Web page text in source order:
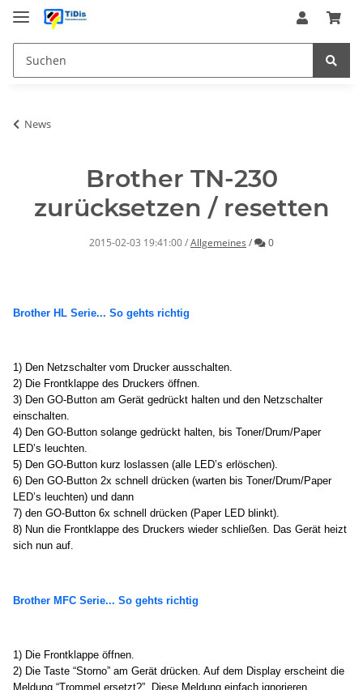
News
Brother TN-230
zurücksetzen / resetten
2015-02-03 19:41:00/Allgemeines / Kommentare
0
Brother HL Serie... So gehts richtig
1) Den Netzschalter vom Drucker ausschalten.
2) Die Frontklappe des Druckers öffnen.
3) Den GO-Button am Gerät gedrückt halten und den Netzschalter
einschalten.
4) Den GO-Button solange gedrückt halten, bis Toner/Drum/Paper
LED’s leuchten.
5) Den GO-Button kurz loslassen (alle LED’s erlöschen).
6) Den GO-Button 2x schnell drücken (warten bis Toner/Drum/Paper
LED’s leuchten) und dann
7) den GO-Button 6x schnell drücken (Paper LED blinkt).
8) Nun die Frontklappe des Druckers wieder schließen. Das Gerät heizt
sich nun auf.
Brother MFC Serie... So gehts richtig
1) Die Frontklappe öffnen.
2) Die Taste “Storno” am Gerät drücken. Auf dem Display erscheint die
Meldung “Trommel ersetzt?”. Diese Meldung einfach ignorieren.